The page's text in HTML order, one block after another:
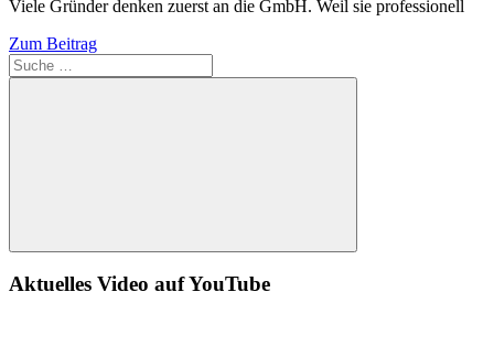
Viele Gründer denken zuerst an die GmbH. Weil sie professionell
Zum Beitrag
Suche
Aktuelles Video auf YouTube